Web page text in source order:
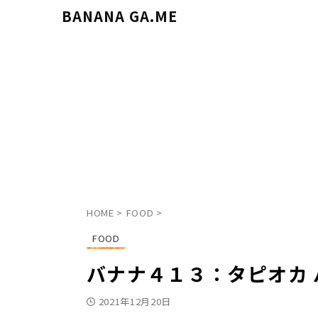
BANANA GA.ME
HOME > FOOD >
FOOD
バナナ４１３：タピオカ
2021年12月20日